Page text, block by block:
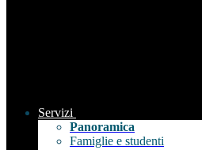
Servizi
Panoramica
Famiglie e studenti